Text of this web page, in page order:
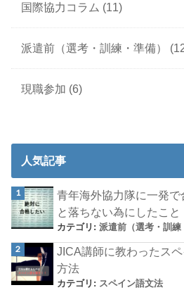
国際協力コラム (11)
派遣前（選考・訓練・準備）
現職参加 (6)
人気記事
青年海外協力隊に一発
と落ちない為にしたこと
カテゴリ:派遣前（選考・訓練
JICA講師に教わったス
方法
カテゴリ: スペイン語文法